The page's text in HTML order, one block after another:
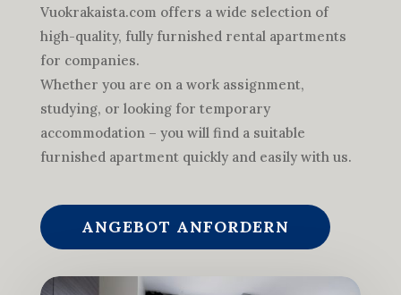
Vuokrakaista.com offers a wide selection of
high-quality, fully furnished rental apartments
for companies.
Whether you are on a work assignment,
studying, or looking for temporary
accommodation – you will find a suitable
furnished apartment quickly and easily with us.
ANGEBOT ANFORDERN